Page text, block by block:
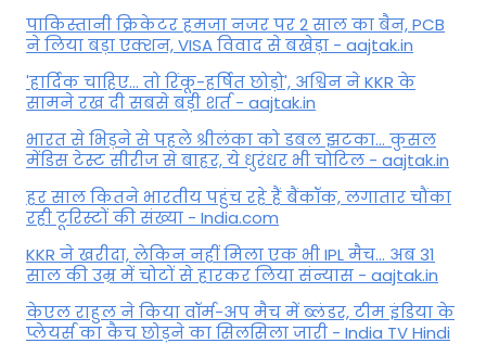
पाकिस्तानी क्रिकेटर हमजा नजर पर 2 साल का बैन, PCB
ने ल‍िया बड़ा एक्शन, VISA व‍िवाद से बखेड़ा - aajtak.in
'हार्दिक चाहिए... तो रिंकू-हर्षित छोड़ो', अश्विन ने KKR के
सामने रख दी सबसे बड़ी शर्त - aajtak.in
भारत से भिड़ने से पहले श्रीलंका को डबल झटका... कुसल
मेंडिस टेस्ट सीरीज से बाहर, ये धुरंधर भी चोटिल - aajtak.in
हर साल कितने भारतीय पहुंच रहे हैं बैंकॉक, लगातार चौंका
रही टूरिस्टों की संख्या - India.com
KKR ने खरीदा, लेकिन नहीं मिला एक भी IPL मैच... अब 31
साल की उम्र में चोटों से हारकर लिया संन्यास - aajtak.in
केएल राहुल ने किया वॉर्म-अप मैच में ब्लंडर, टीम इंडिया के
प्लेयर्स का कैच छोड़ने का सिलसिला जारी - India TV Hindi